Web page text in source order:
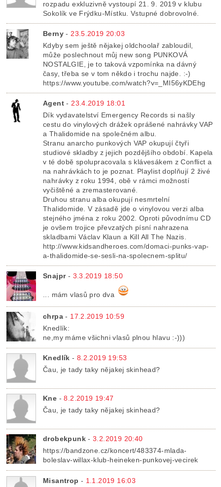
rozpadu exkluzivně vystoupí 21. 9. 2019 v klubu
Sokolík ve Frýdku-Místku. Vstupné dobrovolné.
Berny - 23.5.2019 20:03
Kdyby sem ještě nějakej oldchoolař zabloudil,
může poslechnout můj new song PUNKOVÁ
NOSTALGIE, je to taková vzpomínka na dávný
časy, třeba se v tom někdo i trochu najde. :-)
https://www.youtube.com/watch?v=_MI56yKDEhg
Agent - 23.4.2019 18:01
Dík vydavatelství Emergency Records si našly
cestu do vinylových drážek oprášené nahrávky VAP
a Thalidomide na společném albu.
Stranu anarcho punkových VAP okupují čtyři
studiové skladby z jejich pozdějšího období. Kapela
v té době spolupracovala s klávesákem z Conflict a
na nahrávkách to je poznat. Playlist doplňují 2 živé
nahrávky z roku 1994, obě v rámci možností
vyčištěné a zremasterované.
Druhou stranu alba okupují nesmrtelní
Thalidomide. V zásadě jde o vinylovou verzi alba
stejného jména z roku 2002. Oproti původnímu CD
je ovšem trojice převzatých písní nahrazena
skladbami Václav Klaun a Kill All The Nazis.
http://www.kidsandheroes.com/domaci-punks-vap-
a-thalidomide-se-sesli-na-spolecnem-splitu/
Snajpr- 3.3.2019 18:50
... mám vlasů pro dva
chrpa - 17.2.2019 10:59
Knedlík:
ne,my máme všichni vlasů plnou hlavu :-)))
Knedlík - 8.2.2019 19:53
Čau, je tady taky nějakej skinhead?
Kne -8.2.2019 19:47
Čau, je tady taky nějakej skinhead?
drobekpunk-3.2.2019 20:40
https://bandzone.cz/koncert/483374-mlada-
boleslav-willax-klub-heineken-punkovej-vecirek
Misantrop - 1.1.2019 16:03